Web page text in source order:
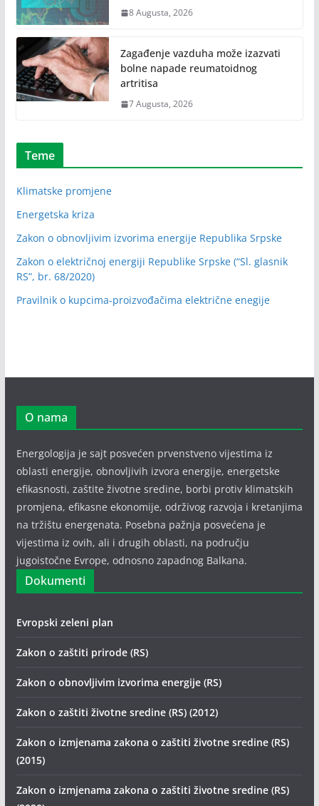
8 Augusta, 2026
Zagađenje vazduha može izazvati
bolne napade reumatoidnog
artritisa
7 Augusta, 2026
Teme
Klimatske promjene
Energetska kriza
Zakon o obnovljivim izvorima energije Republika Srpske
Zakon o električnoj energiji Republike Srpske (“Sl. glasnik
RS”, br. 68/2020)
Pravilnik o kupcima-proizvođačima električne enegije
O nama
Energologija je sajt posvećen prvenstveno vijestima iz
oblasti energije, obnovljivih izvora energije, energetske
efikasnosti, zaštite životne sredine, borbi protiv klimatskih
promjena, efikasne ekonomije, održivog razvoja i kretanjima
na tržištu energenata. Posebna pažnja posvećena je
vijestima iz ovih, ali i drugih oblasti, na području
jugoistočne Evrope, odnosno zapadnog Balkana.
Dokumenti
Evropski zeleni plan
Zakon o zaštiti prirode (RS)
Zakon o obnovljivim izvorima energije (RS)
Zakon o zaštiti životne sredine (RS) (2012)
Zakon o izmjenama zakona o zaštiti životne sredine (RS)
(2015)
Zakon o izmjenama zakona o zaštiti životne sredine (RS)